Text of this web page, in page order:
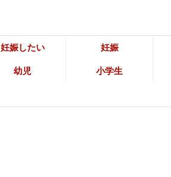
妊娠したい 妊娠
幼児 小学生